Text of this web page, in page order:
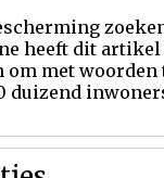
heeft dit
om met
duizend